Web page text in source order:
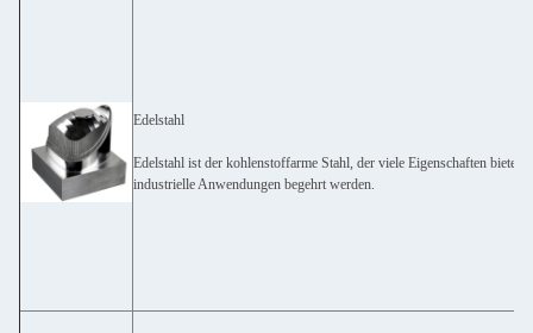
Edelstahl
Edelstahl ist der kohlenstoffarme Stahl, der viele Eigenschaften bietet,
industrielle Anwendungen begehrt werden.